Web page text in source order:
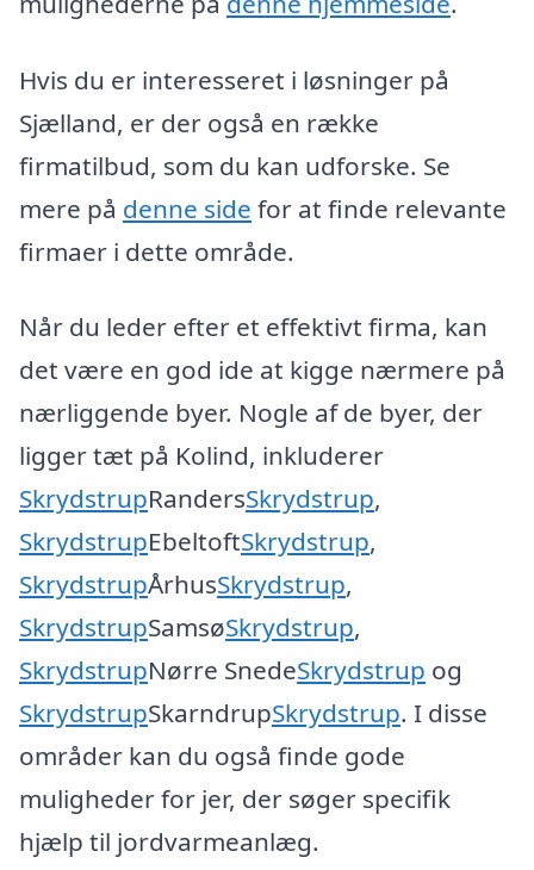
Hvis du er interesseret i løsninger på
Sjælland, er der også en række
firmatilbud, som du kan udforske. Se
mere på denne side for at finde relevante
firmaer i dette område.
Når du leder efter et effektivt firma, kan
det være en god ide at kigge nærmere på
nærliggende byer. Nogle af de byer, der
ligger tæt på Kolind, inkluderer
SkrydstrupRandersSkrydstrup,
SkrydstrupEbeltoftSkrydstrup,
SkrydstrupÅrhusSkrydstrup,
SkrydstrupSamsøSkrydstrup,
SkrydstrupNørre SnedeSkrydstrup og
SkrydstrupSkarndrupSkrydstrup. I disse
områder kan du også finde gode
muligheder for jer, der søger specifik
hjælp til jordvarmeanlæg.